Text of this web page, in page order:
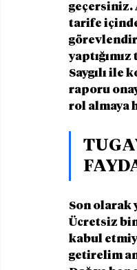
geçersiniz.
tarife
Saygılı ile
raporu
rol almaya
Son olarak
Ücretsiz
kabul
getirelim